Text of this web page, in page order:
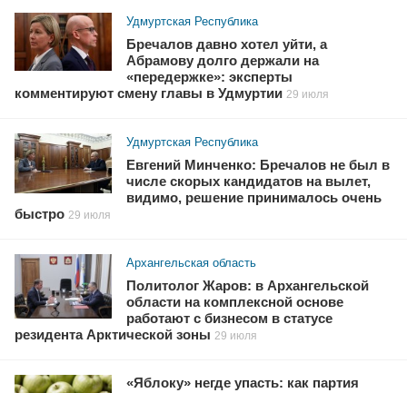
Удмуртская Республика
Бречалов давно хотел уйти, а
Абрамову долго держали на
«передержке»: эксперты
комментируют смену главы в Удмуртии 29 июля
Удмуртская Республика
Евгений Минченко: Бречалов не был в
числе скорых кандидатов на вылет,
видимо, решение принималось очень
быстро 29 июля
Архангельская область
Политолог Жаров: в Архангельской
области на комплексной основе
работают с бизнесом в статусе
резидента Арктической зоны 29 июля
«Яблоку» негде упасть: как партия